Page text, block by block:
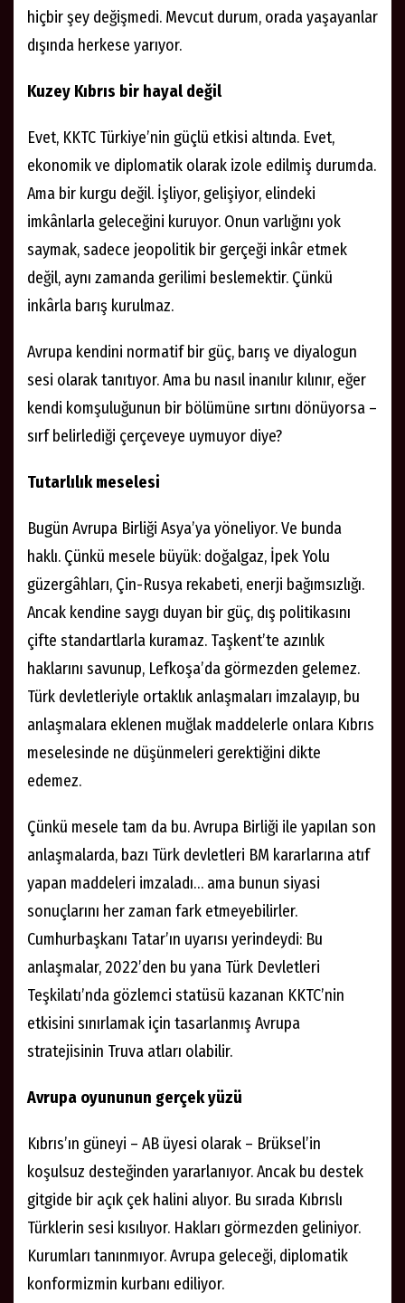
hiçbir şey değişmedi. Mevcut durum, orada yaşayanlar
dışında herkese yarıyor.
Kuzey Kıbrıs bir hayal değil
Evet, KKTC Türkiye’nin güçlü etkisi altında. Evet,
ekonomik ve diplomatik olarak izole edilmiş durumda.
Ama bir kurgu değil. İşliyor, gelişiyor, elindeki
imkânlarla geleceğini kuruyor. Onun varlığını yok
saymak, sadece jeopolitik bir gerçeği inkâr etmek
değil, aynı zamanda gerilimi beslemektir. Çünkü
inkârla barış kurulmaz.
Avrupa kendini normatif bir güç, barış ve diyalogun
sesi olarak tanıtıyor. Ama bu nasıl inanılır kılınır, eğer
kendi komşuluğunun bir bölümüne sırtını dönüyorsa –
sırf belirlediği çerçeveye uymuyor diye?
Tutarlılık meselesi
Bugün Avrupa Birliği Asya’ya yöneliyor. Ve bunda
haklı. Çünkü mesele büyük: doğalgaz, İpek Yolu
güzergâhları, Çin-Rusya rekabeti, enerji bağımsızlığı.
Ancak kendine saygı duyan bir güç, dış politikasını
çifte standartlarla kuramaz. Taşkent’te azınlık
haklarını savunup, Lefkoşa’da görmezden gelemez.
Türk devletleriyle ortaklık anlaşmaları imzalayıp, bu
anlaşmalara eklenen muğlak maddelerle onlara Kıbrıs
meselesinde ne düşünmeleri gerektiğini dikte
edemez.
Çünkü mesele tam da bu. Avrupa Birliği ile yapılan son
anlaşmalarda, bazı Türk devletleri BM kararlarına atıf
yapan maddeleri imzaladı… ama bunun siyasi
sonuçlarını her zaman fark etmeyebilirler.
Cumhurbaşkanı Tatar’ın uyarısı yerindeydi: Bu
anlaşmalar, 2022’den bu yana Türk Devletleri
Teşkilatı’nda gözlemci statüsü kazanan KKTC’nin
etkisini sınırlamak için tasarlanmış Avrupa
stratejisinin Truva atları olabilir.
Avrupa oyununun gerçek yüzü
Kıbrıs’ın güneyi – AB üyesi olarak – Brüksel’in
koşulsuz desteğinden yararlanıyor. Ancak bu destek
gitgide bir açık çek halini alıyor. Bu sırada Kıbrıslı
Türklerin sesi kısılıyor. Hakları görmezden geliniyor.
Kurumları tanınmıyor. Avrupa geleceği, diplomatik
konformizmin kurbanı ediliyor.